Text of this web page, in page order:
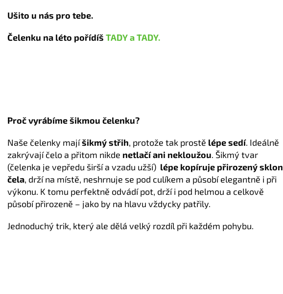
Ušito u nás pro tebe.
Čelenku na léto pořídíš TADY aTADY.
Proč vyrábíme šikmou čelenku?
Naše čelenky majíšikmý střih, protože tak prostě lépe sedí. Ideálně
zakrývají čelo a přitom nikde netlačí ani nekloužou. Šikmý tvar
(čelenka je vepředu širší a vzadu užší) lépe kopíruje přirozený sklon
čela, drží na místě, neshrnuje se pod culíkem a působí elegantně i při
výkonu. K tomu perfektně odvádí pot, drží i pod helmou a celkově
působí přirozeně – jako by na hlavu vždycky patřily.
Jednoduchý trik, který ale dělá velký rozdíl při každém pohybu.